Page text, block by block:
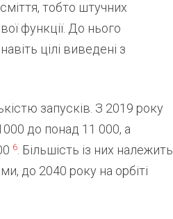
тобто штучних
функції. До нього
цілі виведені з
запусків. З 2019 року
до понад 11 000, а
6. Більшість із них належить
до 2040 року на орбіті